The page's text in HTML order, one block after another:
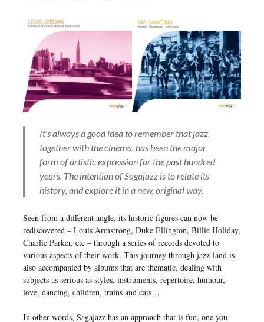
It’s always a good idea to remember that jazz,
together with the cinema, has beenthemajor
form of artistic expression for the past hundred
years. The intention of Sagajazz is to relate its
history, and explore it in a new, original way.
Seen from a different angle, its historic figures can now be
rediscovered – Louis Armstrong, Duke Ellington, Billie Holiday,
Charlie Parker, etc – through a series of records devoted to
various aspects of their work. This journey through jazz-land is
also accompanied by albums that are thematic, dealing with
subjects as serious as styles, instruments, repertoire, humour,
love, dancing, children, trains and cats…
In other words, Sagajazz has an approach that is fun, one you